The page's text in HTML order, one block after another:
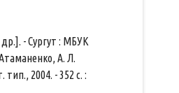
- Сургут : МБУК
А. Л.
2004. - 352 с. :